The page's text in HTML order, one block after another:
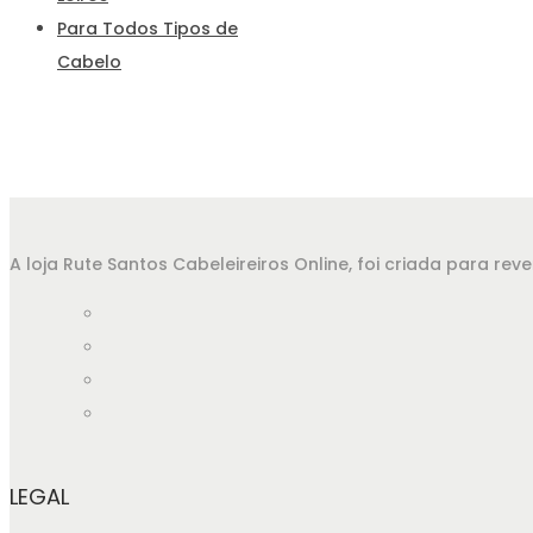
Para Todos Tipos de
Cabelo
A loja Rute Santos Cabeleireiros Online, foi criada para
LEGAL